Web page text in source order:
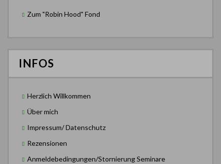
Zum "Robin Hood" Fond
INFOS
Herzlich Willkommen
Über mich
Impressum/ Datenschutz
Rezensionen
Anmeldebedingungen/Stornierung Seminare